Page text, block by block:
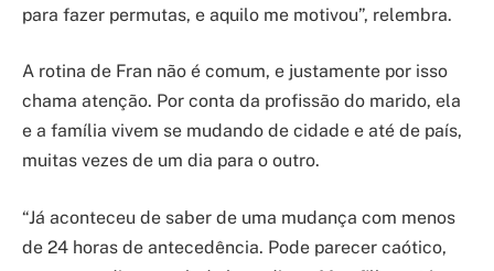
para fazer permutas, e aquilo me motivou”, relembra.
A rotina de Fran não é comum, e justamente por isso
chama atenção. Por conta da profissão do marido, ela
e a família vivem se mudando de cidade e até de país,
muitas vezes de um dia para o outro.
“Já aconteceu de saber de uma mudança com menos
de 24 horas de antecedência. Pode parecer caótico,